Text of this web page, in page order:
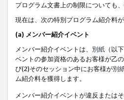
プログラム文書上の制限についても
現在は、次の特別プログラム紹介料が
(a) メンバー紹介イベント
メンバー紹介イベントは、 別紙 （以
ベントの参加資格のあるお客様が乙
び(2)そのセッション中にお客様が別
ム紹介料を獲得します。
メンバー紹介イベントが違反または